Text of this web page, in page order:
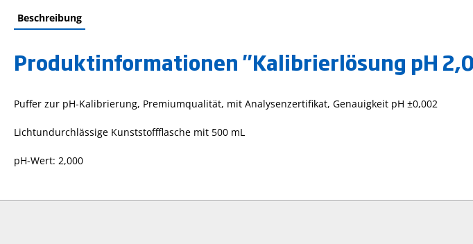
Beschreibung
Produktinformationen "Kalibrierlösung pH
Puffer zur pH-Kalibrierung, Premiumqualität, mit Analysenzertifikat, Genauigkeit pH ±0,002
Lichtundurchlässige Kunststoffflasche mit 500 mL
pH-Wert: 2,000